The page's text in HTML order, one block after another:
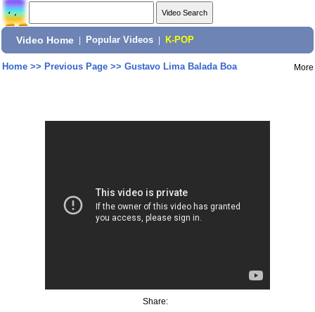
Video Home Popular Videos K-POP
Home>> Previous Page>> Gustavo Lima Balada Boa More
Share: